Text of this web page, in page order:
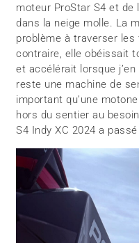
moteur ProStar S4 et de
dans la neige molle. La
problème à traverser les
contraire, elle obéissait
et accélérait lorsque
reste une machine de
important qu’une
hors du sentier au
S4 Indy XC 2024 a